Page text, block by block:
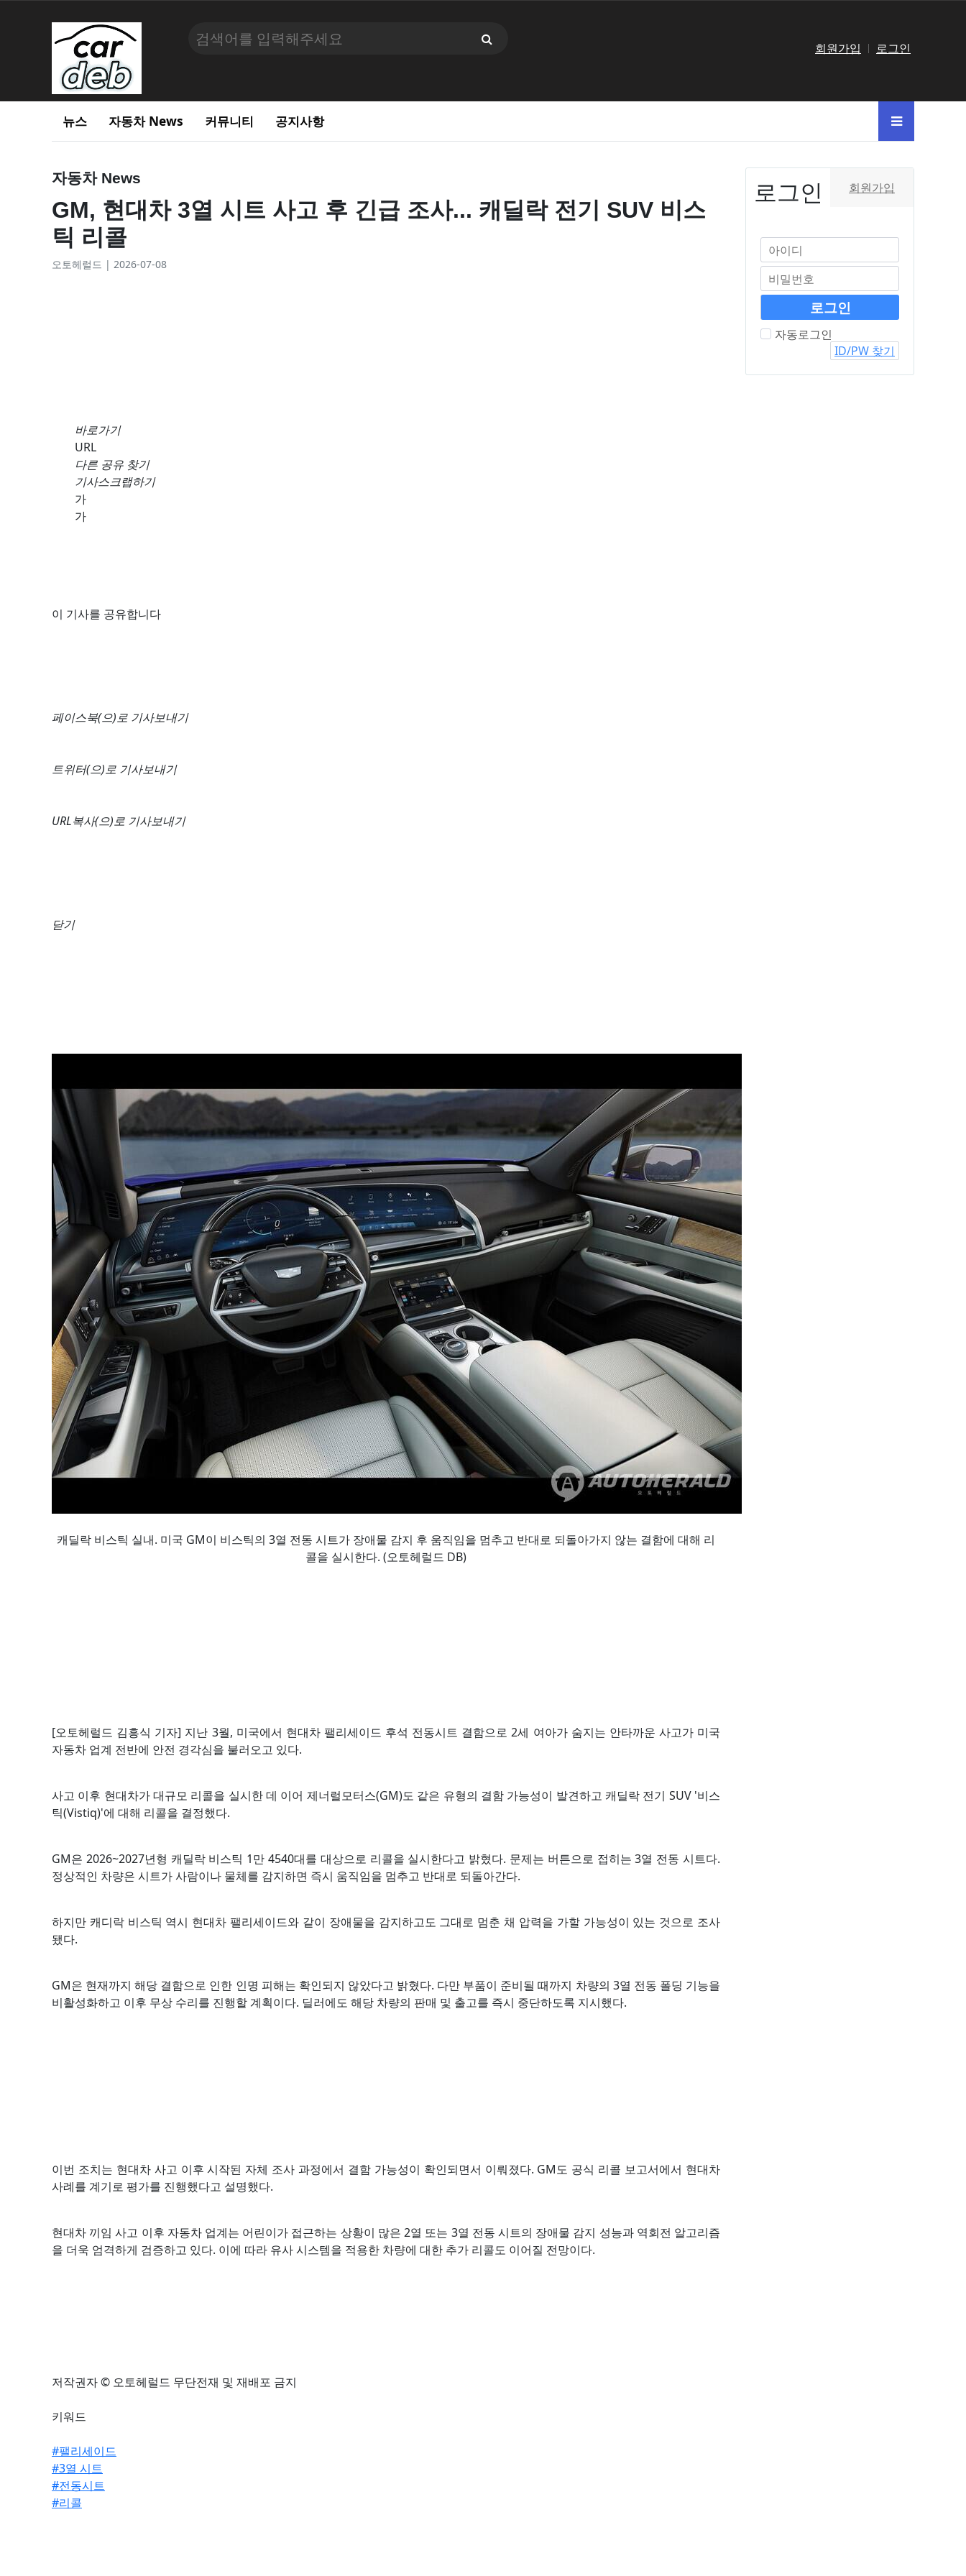
회원가입 로그인
뉴스 자동차 News 커뮤니티 공지사항
자동차 News
GM, 현대차 3열 시트 사고 후 긴급 조사... 캐딜락 전기 SUV 비스
틱 리콜
오토헤럴드 | 2026-07-08
바로가기
URL
다른 공유 찾기
기사스크랩하기
가
가
이 기사를 공유합니다
페이스북(으)로 기사보내기
트위터(으)로 기사보내기
URL복사(으)로 기사보내기
닫기
캐딜락 비스틱 실내. 미국 GM이 비스틱의 3열 전동 시트가 장애물 감지 후 움직임을 멈추고 반대로 되돌아가지 않는 결함에 대해 리
콜을 실시한다. (오토헤럴드 DB)
[오토헤럴드 김흥식 기자] 지난 3월, 미국에서 현대차 팰리세이드 후석 전동시트 결함으로 2세 여아가 숨지는 안타까운 사고가 미국
자동차 업계 전반에 안전 경각심을 불러오고 있다.
사고 이후 현대차가 대규모 리콜을 실시한 데 이어 제너럴모터스(GM)도 같은 유형의 결함 가능성이 발견하고 캐딜락 전기 SUV '비스
틱(Vistiq)'에 대해 리콜을 결정했다.
GM은 2026~2027년형 캐딜락 비스틱 1만 4540대를 대상으로 리콜을 실시한다고 밝혔다. 문제는 버튼으로 접히는 3열 전동 시트다.
정상적인 차량은 시트가 사람이나 물체를 감지하면 즉시 움직임을 멈추고 반대로 되돌아간다.
하지만 캐디락 비스틱 역시 현대차 팰리세이드와 같이 장애물을 감지하고도 그대로 멈춘 채 압력을 가할 가능성이 있는 것으로 조사
됐다.
GM은 현재까지 해당 결함으로 인한 인명 피해는 확인되지 않았다고 밝혔다. 다만 부품이 준비될 때까지 차량의 3열 전동 폴딩 기능을
비활성화하고 이후 무상 수리를 진행할 계획이다. 딜러에도 해당 차량의 판매 및 출고를 즉시 중단하도록 지시했다.
이번 조치는 현대차 사고 이후 시작된 자체 조사 과정에서 결함 가능성이 확인되면서 이뤄졌다. GM도 공식 리콜 보고서에서 현대차
사례를 계기로 평가를 진행했다고 설명했다.
현대차 끼임 사고 이후 자동차 업계는 어린이가 접근하는 상황이 많은 2열 또는 3열 전동 시트의 장애물 감지 성능과 역회전 알고리즘
을 더욱 엄격하게 검증하고 있다. 이에 따라 유사 시스템을 적용한 차량에 대한 추가 리콜도 이어질 전망이다.
저작권자 © 오토헤럴드 무단전재 및 재배포 금지
키워드
#팰리세이드
#3열 시트
#전동시트
#리콜
로그인 회원가입
자동로그인
ID/PW 찾기